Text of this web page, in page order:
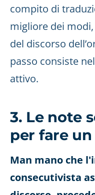
compito di
migliore dei
del discorso
passo consiste
attivo.
3. Le note
per fare
Man mano che
consecutivista